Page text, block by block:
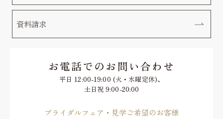
資料請求
お電話でのお問い合わせ
平日 12:00-19:00 (火・水曜定休)、
土日祝 9:00-20:00
ブライダルフェア・見学ご希望のお客様